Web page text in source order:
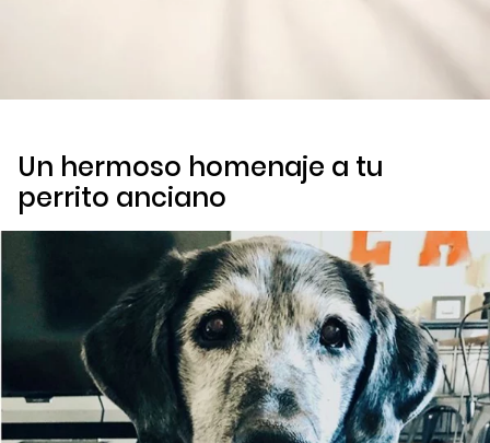
Un hermoso homenaje a tu
perrito anciano